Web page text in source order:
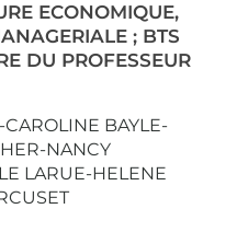
ECONOMIQUE,
; BTS
DU PROFESSEUR
BAYLE-
NANCY
LARUE-HELENE